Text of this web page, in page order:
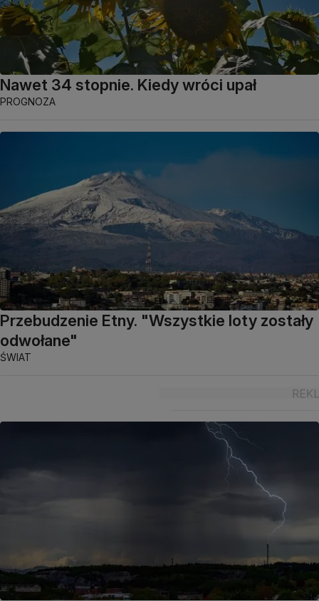
Nawet 34 stopnie. Kiedy wróci upał
PROGNOZA
Przebudzenie Etny. "Wszystkie loty zostały
odwołane"
ŚWIAT